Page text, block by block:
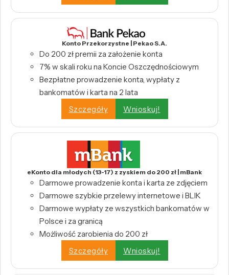
Konto Przekorzystne | Pekao S.A.
Do 200 zł premii za założenie konta
7% w skali roku na Koncie Oszczędnościowym
Bezpłatne prowadzenie konta, wypłaty z
bankomatów i karta na 2 lata
Szczegóły
Wnioskuj!
eKonto dla młodych (13-17) z zyskiem do 200 zł | mBank
Darmowe prowadzenie konta i karta ze zdjęciem
Darmowe szybkie przelewy internetowe i BLIK
Darmowe wypłaty ze wszystkich bankomatów w
Polsce i za granicą
Możliwość zarobienia do 200 zł
Szczegóły
Wnioskuj!